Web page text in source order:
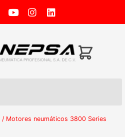
/ Motores neumáticos 3800 Series